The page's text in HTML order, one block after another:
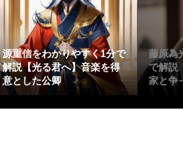
源重信をわかりやすく1分で
解説【光る君へ】音楽を得
意とした公卿
藤原為
で解説
家と争